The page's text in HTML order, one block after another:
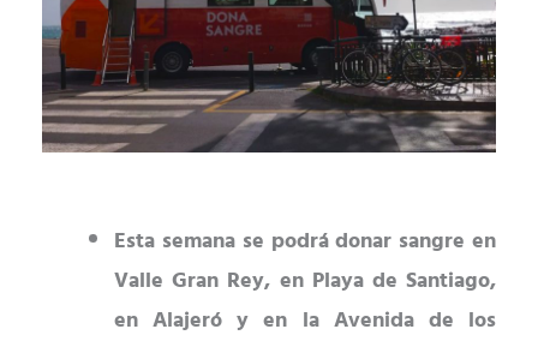
Esta semana se podrá donar sangre en
Valle Gran Rey, en Playa de Santiago,
en Alajeró y en la Avenida de los